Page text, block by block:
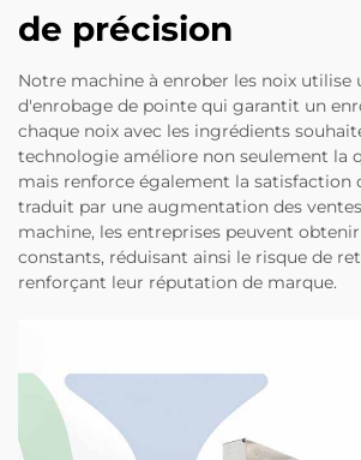
de précision
Notre machine à enrober les noix utilise
d'enrobage de pointe qui garantit un
chaque noix avec les ingrédients
technologie améliore non seulement la
mais renforce également la satisfaction
traduit par une augmentation des
machine, les entreprises peuvent
constants, réduisant ainsi le risque de
renforçant leur réputation de marque.